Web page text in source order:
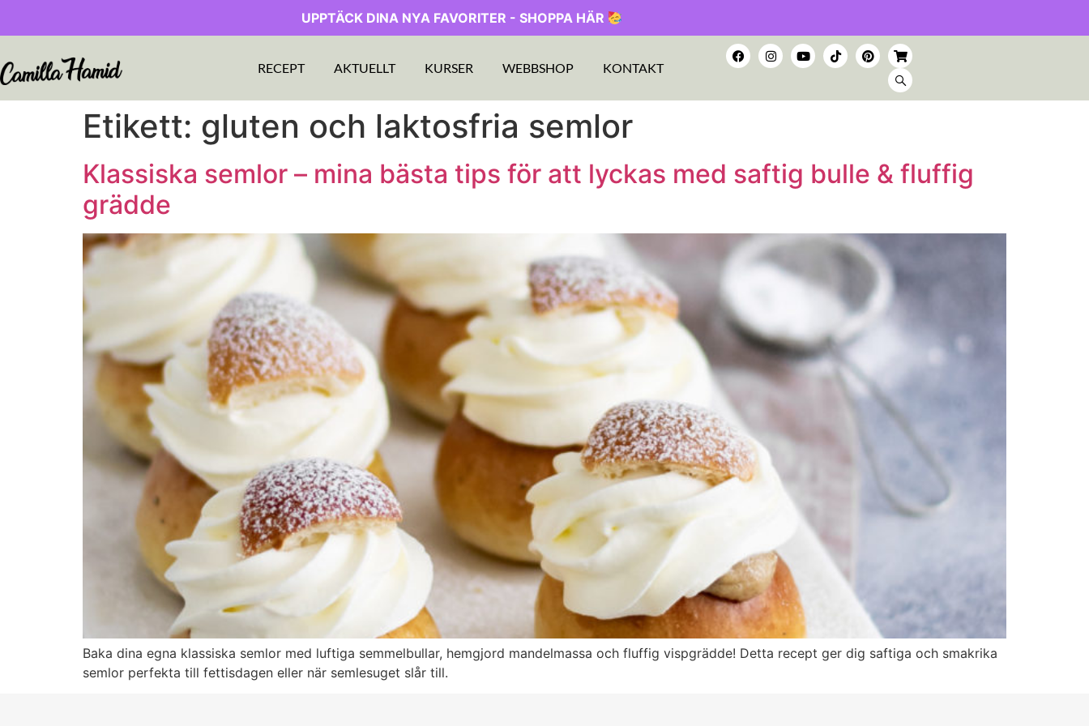
UPPTÄCK DINA NYA FAVORITER - SHOPPA HÄR
RECEPT AKTUELLT KURSER WEBBSHOP KONTAKT
Etikett: gluten och laktosfria semlor
Klassiska semlor – mina bästa tips för att lyckas med saftig bulle & fluffig
grädde
Baka dina egna klassiska semlor med luftiga semmelbullar, hemgjord mandelmassa och fluffig vispgrädde! Detta recept ger dig saftiga och smakrika
semlor perfekta till fettisdagen eller när semlesuget slår till.